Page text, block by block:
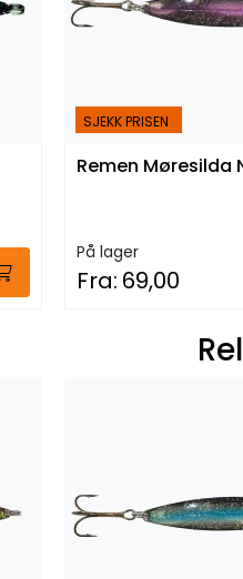
SJEKK PRISEN
Remen Møresilda
På lager
Fra: 69,00